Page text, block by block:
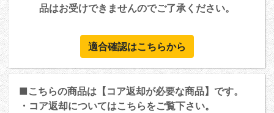
品はお受けできませんのでご了承ください。
適合確認はこちらから
■こちらの商品は【コア返却が必要な商品】です。
・コア返却についてはこちらをご覧下さい。